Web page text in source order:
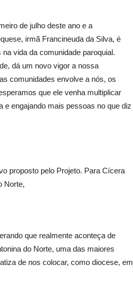
de julho deste ano e a
irmã Francineuda da Silva, é
vida da comunidade paroquial.
dá um novo vigor a nossa
comunidades envolve a nós, os
que ele venha multiplicar
e engajando mais pessoas no que diz
proposto pelo Projeto. Para Cícera
Norte,
que realmente aconteça de
do Norte, uma das maiores
de nos colocar, como diocese, em